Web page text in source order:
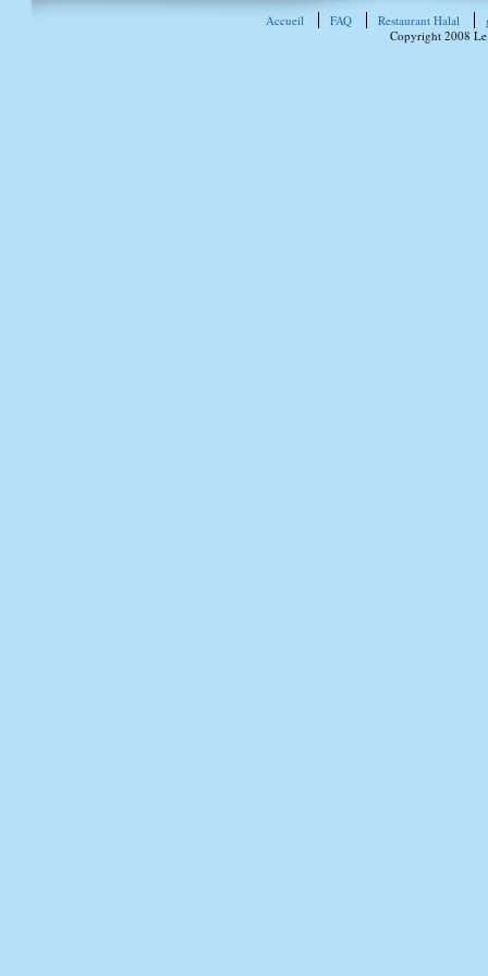
Accueil FAQ Restaurant Halal
Copyright 2008